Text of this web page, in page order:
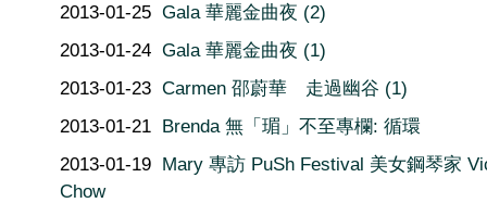
2013-01-25 Gala 華麗金曲夜 (2)
2013-01-24 Gala 華麗金曲夜 (1)
2013-01-23 Carmen 邵蔚華 走過幽谷 (1)
2013-01-21 Brenda 無「瑂」不至專欄: 循環
2013-01-19 Mary 專訪 PuSh Festival 美女鋼琴家
Chow